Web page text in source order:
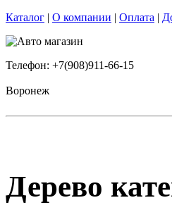
Каталог | О компании | Оплата |
Телефон: +7(908)911-66-15
Воронеж
Дерево